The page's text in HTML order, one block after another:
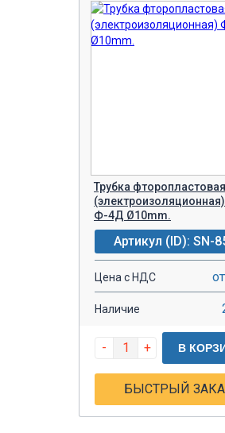
Трубка фторопластовая
(электроизоляционная)
Ф-4Д Ø10mm.
Артикул (ID): SN-
Цена с НДС
Наличие
- + В
БЫСТРЫЙ